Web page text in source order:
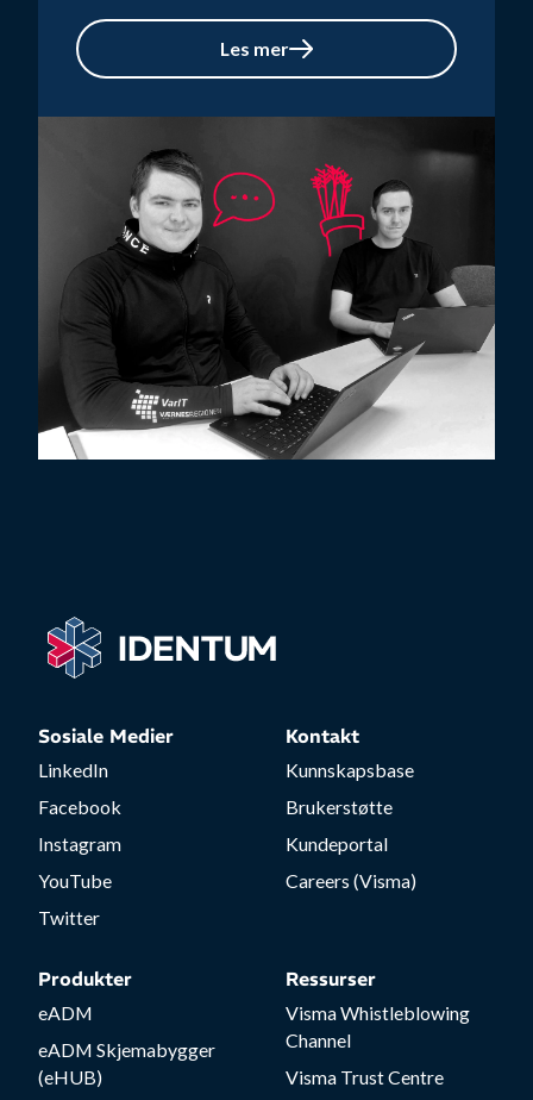
Les mer
Sosiale Medier
LinkedIn
Facebook
Instagram
YouTube
Twitter
Kontakt
Kunnskapsbase
Brukerstøtte
Kundeportal
Careers (Visma)
Produkter
eADM
eADM Skjemabygger
(eHUB)
Ressurser
Visma Whistleblowing
Channel
Visma Trust Centre